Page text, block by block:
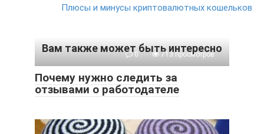
Плюсы и минусы криптовалютных кошельков
Вам также может быть интересно
0 713 просмотров
Почему нужно следить за
отзывами о работодателе